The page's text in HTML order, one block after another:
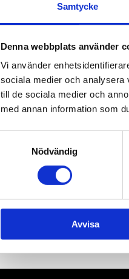
Samtycke
Denna webbplats använder
Vi använder
sociala medier och analysera
till de sociala medier och
med annan information som
Nödvändig
Avvisa